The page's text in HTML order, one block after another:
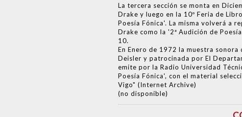
La tercera sección se monta en
Drake y luego en la 10º Feria de
Poesía Fónica'. La misma volverá a
Drake como la '2ª Audición de
10.
En Enero de 1972 la muestra
Deisler y patrocinada por El
emite por la Radio Universidad
Poesía Fónica', con el material
Vigo" (Internet Archive)
(no disponible)